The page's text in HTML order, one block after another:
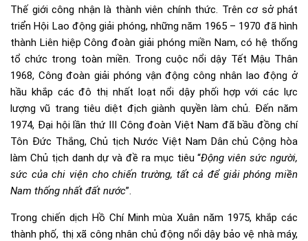
Thế giới công nhận là thành viên chính thức. Trên cơ sở phát
triển Hội Lao động giải phóng, những năm 1965 – 1970 đã hình
thành Liên hiệp Công đoàn giải phóng miền Nam, có hệ thống
tổ chức trong toàn miền. Trong cuộc nổi dậy Tết Mậu Thân
1968, Công đoàn giải phóng vận động công nhân lao động ở
hầu khắp các đô thị nhất loạt nổi dậy phối hợp với các lực
lượng vũ trang tiêu diệt địch giành quyền làm chủ. Đến năm
1974, Đại hội lần thứ III Công đoàn Việt Nam đã bầu đồng chí
Tôn Đức Thắng, Chủ tịch Nước Việt Nam Dân chủ Cộng hòa
làm Chủ tịch danh dự và đề ra mục tiêu “Động viên sức người,
sức của chi viện cho chiến trường, tất cả để giải phóng miền
Nam thống nhất đất nước”.
Trong chiến dịch Hồ Chí Minh mùa Xuân năm 1975, khắp các
thành phố, thị xã công nhân chủ động nổi dậy bảo vệ nhà máy,